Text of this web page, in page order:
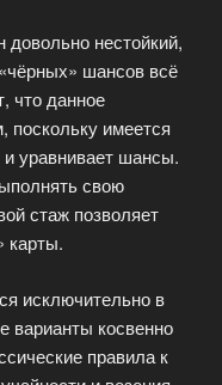
довольно нестойкий,
шансов всё
что данное
поскольку имеется
и уравнивает шансы.
свою
стаж позволяет
карты.
исключительно в
варианты косвенно
правила к